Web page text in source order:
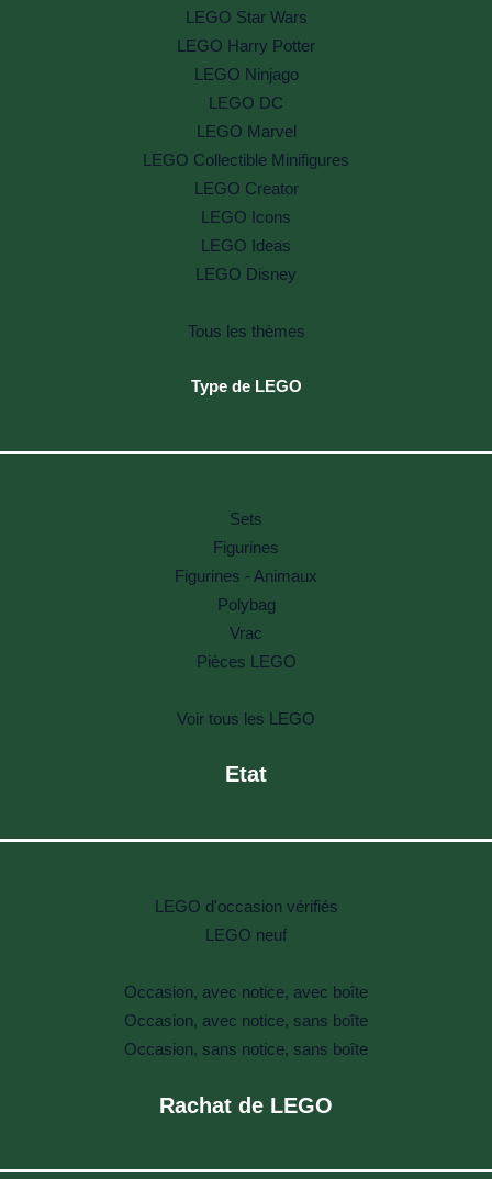
LEGO Star Wars
LEGO Harry Potter
LEGO Ninjago
LEGO DC
LEGO Marvel
LEGO Collectible Minifigures
LEGO Creator
LEGO Icons
LEGO Ideas
LEGO Disney
Tous les thèmes
Type de LEGO
Sets
Figurines
Figurines - Animaux
Polybag
Vrac
Pièces LEGO
Voir tous les LEGO
Etat
LEGO d'occasion vérifiés
LEGO neuf
Occasion, avec notice, avec boîte
Occasion, avec notice, sans boîte
Occasion, sans notice, sans boîte
Rachat de LEGO